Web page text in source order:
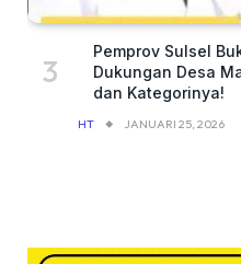
Pemprov Sulsel
Dukungan Desa
dan Kategorinya!
HT JANUARI 25, 2026